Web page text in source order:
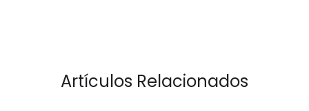
Artículos Relacionados